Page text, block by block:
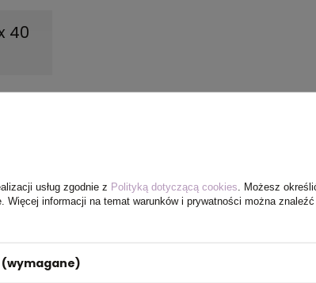
40
usług zgodnie z Polityką dotyczącą cookies . Możesz
Więcej informacji na temat warunków i prywatności można